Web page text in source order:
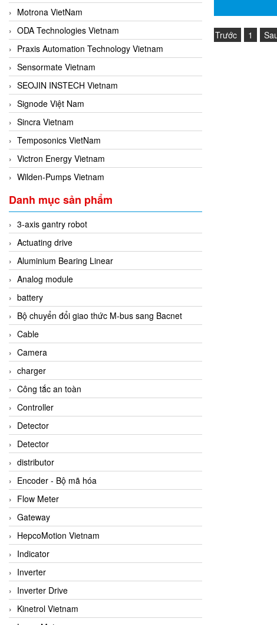
Motrona VietNam
ODA Technologies Vietnam
Praxis Automation Technology Vietnam
Sensormate Vietnam
SEOJIN INSTECH Vietnam
Signode Việt Nam
Sincra Vietnam
Temposonics VietNam
Victron Energy Vietnam
Wilden-Pumps Vietnam
Danh mục sản phẩm
3-axis gantry robot
Actuating drive
Aluminium Bearing Linear
Analog module
battery
Bộ chuyển đổi giao thức M-bus sang Bacnet
Cable
Camera
charger
Công tắc an toàn
Controller
Detector
Detector
distributor
Encoder - Bộ mã hóa
Flow Meter
Gateway
HepcoMotion Vietnam
Indicator
Inverter
Inverter Drive
Kinetrol Vietnam
MGBS-P-
161562, Đại
Trước 1